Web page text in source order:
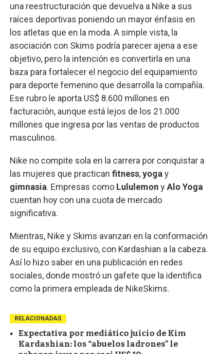
una reestructuración que devuelva a Nike a sus
raíces deportivas poniendo un mayor énfasis en
los atletas que en la moda. A simple vista, la
asociación con Skims podría parecer ajena a ese
objetivo, pero la intención es convertirla en una
baza para fortalecer el negocio del equipamiento
para deporte femenino que desarrolla la compañía.
Ese rubro le aporta US$ 8.600 millones en
facturación, aunque está lejos de los 21.000
millones que ingresa por las ventas de productos
masculinos.
Nike no compite sola en la carrera por conquistar a
las mujeres que practican fitness,yoga y
gimnasia. Empresas como Lululemon yAlo Yoga
cuentan hoy con una cuota de mercado
significativa.
Mientras, Nike y Skims avanzan en la conformación
de su equipo exclusivo, con Kardashian a la cabeza.
Así lo hizo saber en una publicación en redes
sociales, donde mostró un gafete que la identifica
como la primera empleada de NikeSkims.
RELACIONADAS
Expectativa por mediático juicio de Kim
Kardashian: los “abuelos ladrones” le